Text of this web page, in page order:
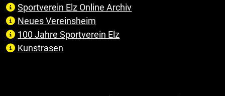
Sportverein Elz Online Archiv
Neues Vereinsheim
100 Jahre Sportverein Elz
Kunstrasen